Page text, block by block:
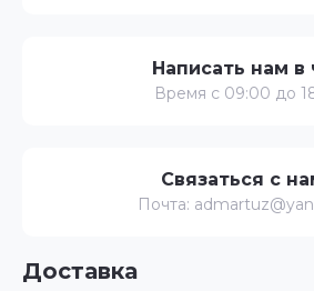
Доставка
Написать нам в
Время с 09:00 до
Связаться с
Почта: